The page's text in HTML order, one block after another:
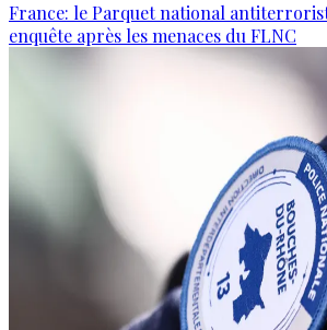
France: le Parquet national
enquête après les menaces du FLNC